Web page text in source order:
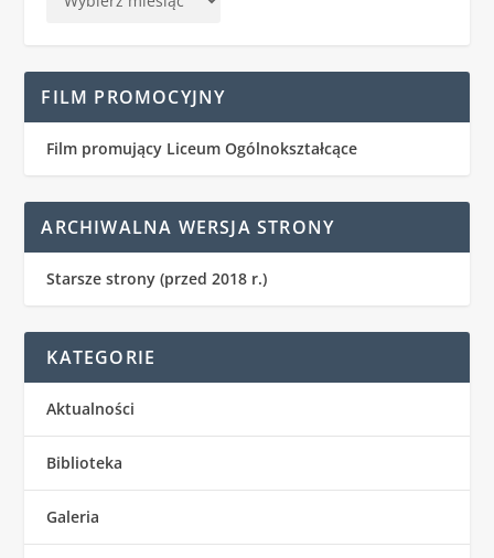
FILM PROMOCYJNY
Film promujący Liceum Ogólnokształcące
ARCHIWALNA WERSJA STRONY
Starsze strony (przed 2018 r.)
KATEGORIE
Aktualności
Biblioteka
Galeria